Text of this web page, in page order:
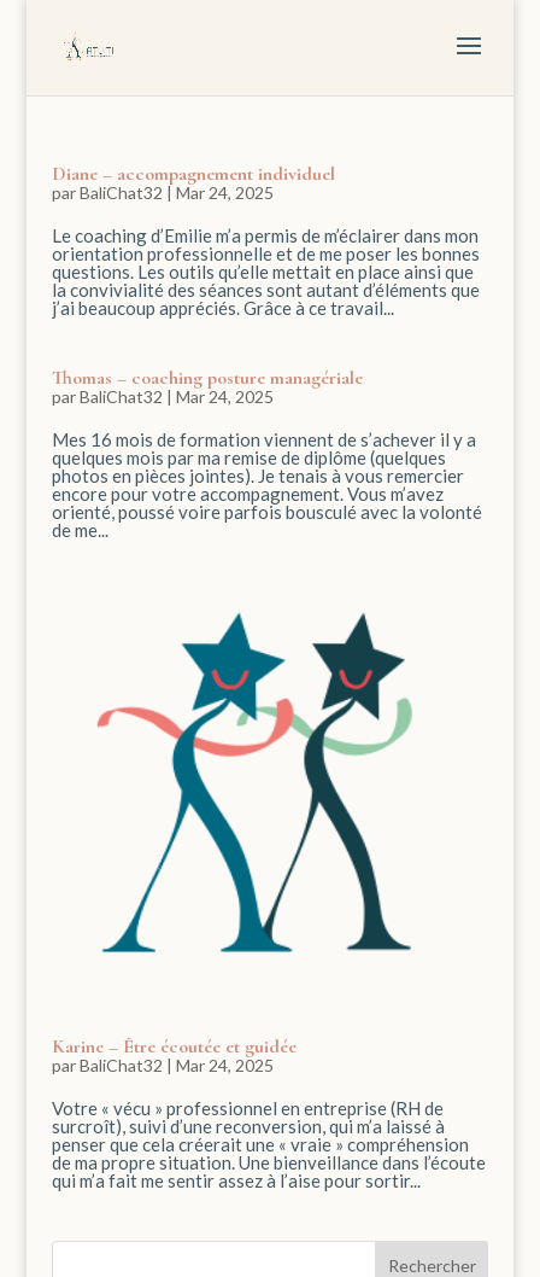
Diane – accompagnement individuel
parBaliChat32 | Mar 24, 2025
Le coaching d’Emilie m’a permis de m’éclairer dans mon
orientation professionnelle et de me poser les bonnes
questions. Les outils qu’elle mettait en place ainsi que
la convivialité des séances sont autant d’éléments que
j’ai beaucoup appréciés. Grâce à ce travail...
Thomas – coaching posture managériale
parBaliChat32 | Mar 24, 2025
Mes 16 mois de formation viennent de s’achever il y a
quelques mois par ma remise de diplôme (quelques
photos en pièces jointes). Je tenais à vous remercier
encore pour votre accompagnement. Vous m’avez
orienté, poussé voire parfois bousculé avec la volonté
de me...
Karine – Être écoutée et guidée
parBaliChat32 | Mar 24, 2025
Votre « vécu » professionnel en entreprise (RH de
surcroît), suivi d’une reconversion, qui m’a laissé à
penser que cela créerait une « vraie » compréhension
de ma propre situation. Une bienveillance dans l’écoute
qui m’a fait me sentir assez à l’aise pour sortir...
Rechercher